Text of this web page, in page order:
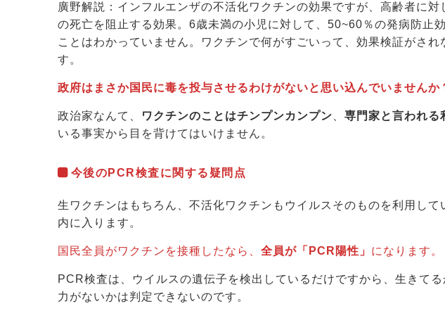
廣野解説：インフルエンザの不活化ワクチンの効果ですが、高齢者に
の死亡を阻止する効果。6歳未満の小児に対して、50~60％の発病防止
ことはわかっていません。ワクチンで何がすごいって、効果検証がさ
す。
政府はまさか国民に毒を投与させるわけがないと思い込んでいませんか
政治家なんて、 ワクチンのことはチンプンカンプン 専門家と言われる
いる事実から目を背けてはいけません。
今後のPCR検査に関する疑問点
生ワクチンはもちろん、不活化ワクチンもウイルスそのものを利用し
内に入ります。
国民全員がワクチンを接種したなら、 全員が「PCR陽性」 になります。
PCR検査は、ウイルスの遺伝子を検出しているだけですから、生きて
力がないかは判定できないのです。